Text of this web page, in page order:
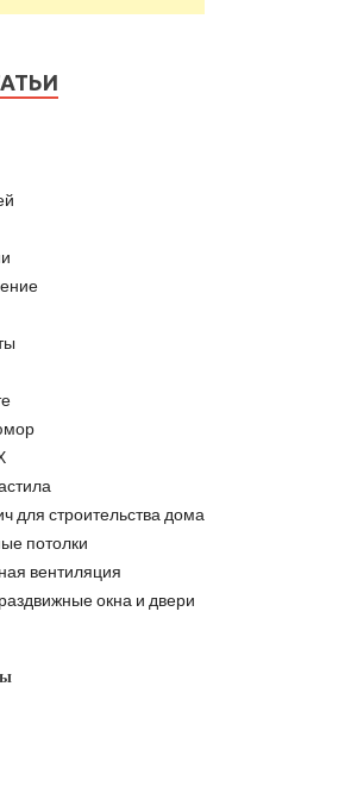
для строительства дома
потолки
вентиляция
окна и двери